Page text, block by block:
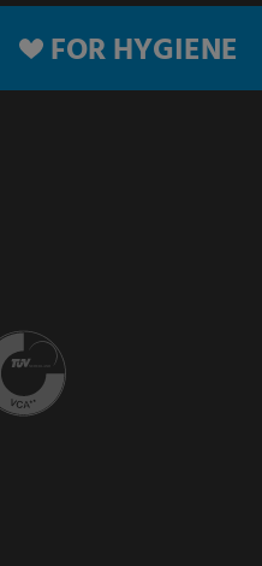
FOR HYGIENE